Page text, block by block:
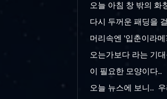
오늘 아침 창 밖의 화
다시 두꺼운 패딩을
머리속엔 '입춘이라
오는가보다 라는 기
이 필요한 모양이다..
오늘 뉴스에 보니..